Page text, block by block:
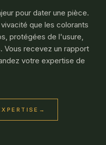
pour dater une pièce.
que les colorants
protégées de l'usure,
Vous recevez un rapport
votre expertise de
→